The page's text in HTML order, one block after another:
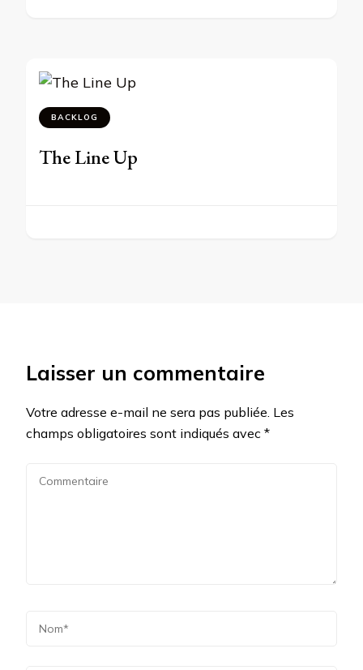
BACKLOG
The Line Up
Laisser un commentaire
Votre adresse e-mail ne sera pas publiée. Les
champs obligatoires sont indiqués avec *